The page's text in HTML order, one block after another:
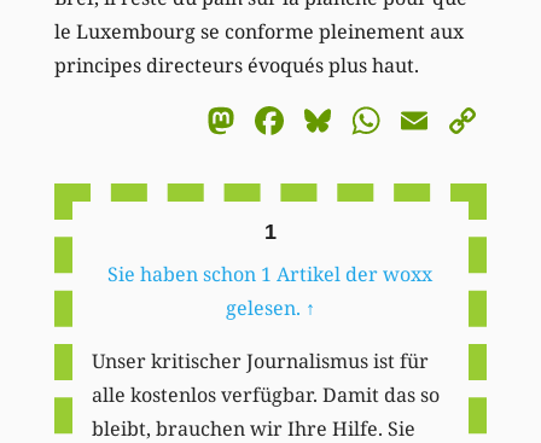
le Luxembourg se conforme pleinement aux
principes directeurs évoqués plus haut.
Mastodon
Facebook
BlueskyEmail
1
Sie haben schon 1 Artikel der woxx
gelesen. ↑
Unser kritischer Journalismus ist für
alle kostenlos verfügbar. Damit das so
bleibt, brauchen wir Ihre Hilfe. Sie